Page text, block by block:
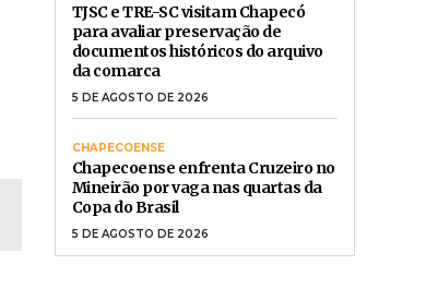
TJSC e TRE-SC visitam Chapecó
para avaliar preservação de
documentos históricos do arquivo
da comarca
5 DE AGOSTO DE 2026
CHAPECOENSE
Chapecoense enfrenta Cruzeiro no
Mineirão por vaga nas quartas da
Copa do Brasil
5 DE AGOSTO DE 2026